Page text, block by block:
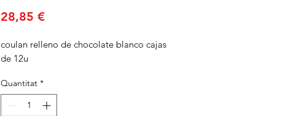
28,85 €Price
coulan relleno de chocolate blanco cajas
de 12u
Quantitat *